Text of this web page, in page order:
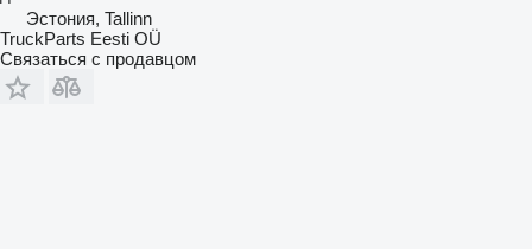
Эстония, Tallinn
TruckParts Eesti OÜ
Связаться с продавцом